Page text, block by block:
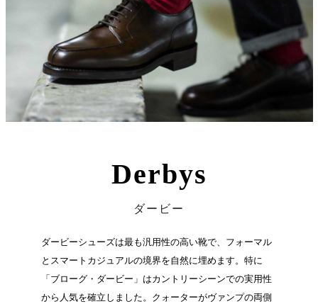
Derbys
ダービー
ダービーシューズは最も汎用性の高い靴で、フォーマル
とスマートカジュアルの境界を自然に埋めます。特に
「ブローグ・ダービー」はカントリーシーンでの実用性
から人気を確立しました。クォーターがヴァンプの両側